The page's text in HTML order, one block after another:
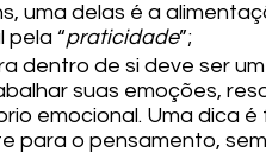
uma delas é a
pela “praticidade”;
dentro de si deve ser
suas emoções,
emocional. Uma dica
para o pensamento,